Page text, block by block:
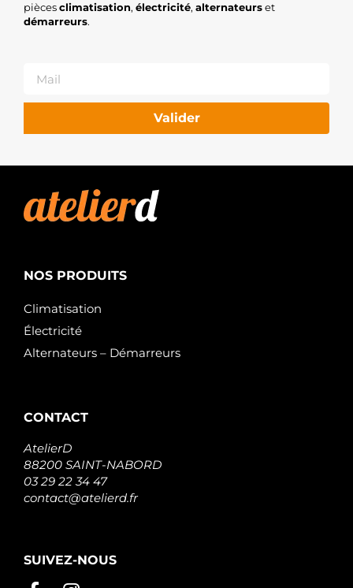
piècesclimatisation, électricité, alternateurset
démarreurs.
Valider
NOS PRODUITS
Climatisation
Électricité
Alternateurs – Démarreurs
CONTACT
AtelierD
88200 SAINT-NABORD
03 29 22 34 47
contact@atelierd.fr
SUIVEZ-NOUS